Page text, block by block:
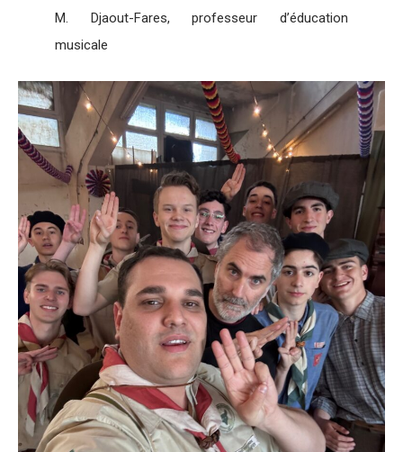
M. Djaout-Fares, professeur d’éducation
musicale